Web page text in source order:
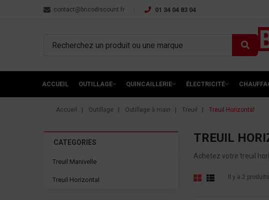
contact@bricodiscount.fr 01 34 04 83 04
ACCUEIL OUTILLAGE QUINCAILLERIE ÉLECTRICITÉ
Accueil Outillage Outillage à main Treuil Treuil Horizontal
CATEGORIES
Treuil Manivelle
Treuil Horizontal
TREUIL
Achetez votre treuil
Il y a 2